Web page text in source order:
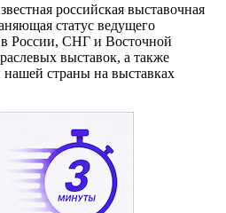
российская выставочная
статус ведущего
России, СНГ и Восточной
выставок, а также
страны на выставках